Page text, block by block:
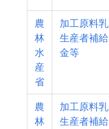
農
林
水
産
省
加工原料乳
生産者補給
金等
農
林
加工原料乳
生産者補給